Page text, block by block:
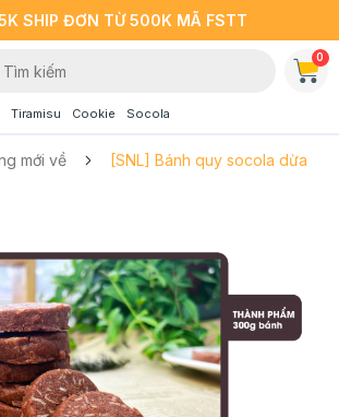
SHIP ĐƠN TỪ 500K MÃ FSTT
Tiramisu Cookie Socola
0
mới về
[SNL] Bánh quy socola dừa